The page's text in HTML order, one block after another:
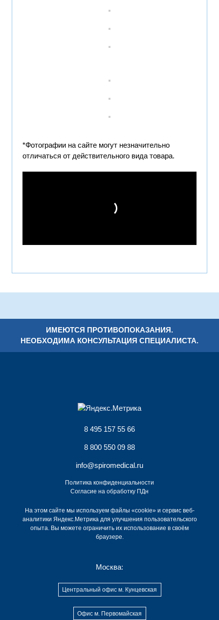
*Фотографии на сайте могут незначительно
отличаться от действительного вида товара.
ИМЕЮТСЯ ПРОТИВОПОКАЗАНИЯ.
НЕОБХОДИМА КОНСУЛЬТАЦИЯ СПЕЦИАЛИСТА.
Москва:
Центральный офис м. Кунцевская
Офис м. Первомайская
8 495 157 55 66
8 800 550 09 88
info@spiromedical.ru
Политика конфиденциальности
Согласие на обработку ПДн
На этом сайте мы используем файлы «cookie» и сервис веб-
аналитики Яндекс.Метрика для улучшения пользовательского
опыта. Вы можете ограничить их использование в своём
браузере.